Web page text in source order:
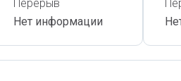
Перерыв
Нет информации